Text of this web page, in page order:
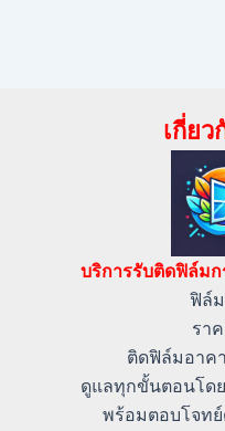
เกี่ยว
บริการรับติดฟิล์ม
ฟิล์
รา
ติดฟิล์มอาค
ดูแลทุกขั้นตอนโด
พร้อมตอบโจท